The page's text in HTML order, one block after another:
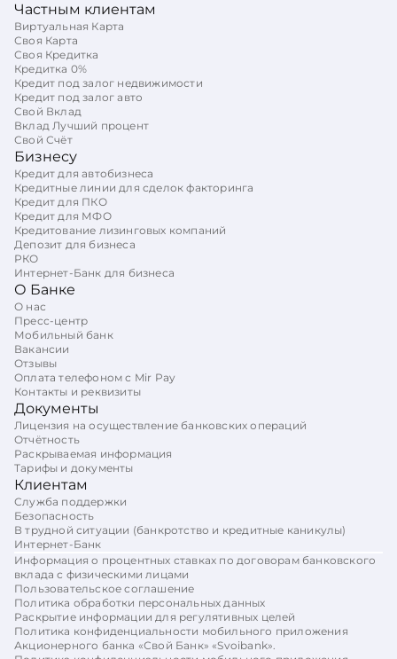
Частным клиентам
Виртуальная Карта
Своя Карта
Своя Кредитка
Кредитка 0%
Кредит под залог недвижимости
Кредит под залог авто
Свой Вклад
Вклад Лучший процент
Свой Счёт
Бизнесу
Кредит для автобизнеса
Кредитные линии для сделок факторинга
Кредит для ПКО
Кредит для МФО
Кредитование лизинговых компаний
Депозит для бизнеса
РКО
Интернет-Банк для бизнеса
О Банке
О нас
Пресс-центр
Мобильный банк
Вакансии
Отзывы
Оплата телефоном с Mir Pay
Контакты и реквизиты
Документы
Лицензия на осуществление банковских операций
Отчётность
Раскрываемая информация
Тарифы и документы
Клиентам
Служба поддержки
Безопасность
В трудной ситуации (банкротство и кредитные каникулы)
Интернет-Банк
Информация о процентных ставках по договорам банковского
вклада с физическими лицами
Пользовательское соглашение
Политика обработки персональных данных
Раскрытие информации для регулятивных целей
Политика конфиденциальности мобильного приложения
Акционерного банка «Свой Банк» «Svoibank».